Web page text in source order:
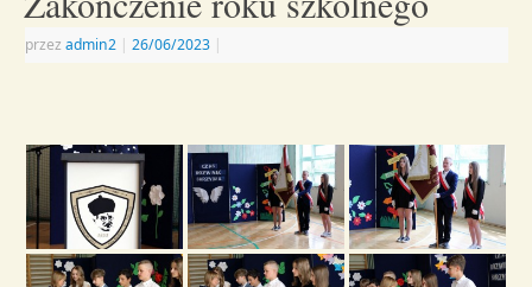
przezadmin2 | 26/06/2023 |